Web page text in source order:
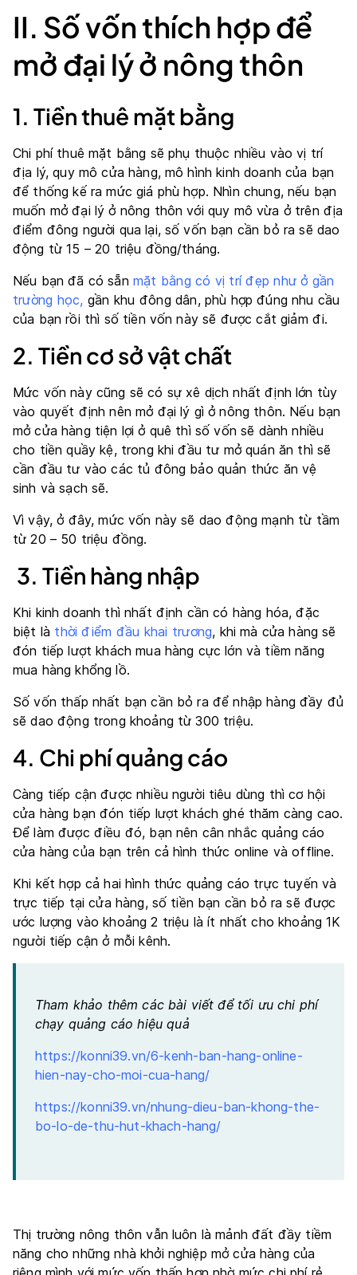
II. Số vốn thích hợp để
mở đại lý ở nông thôn
1. Tiền thuê mặt bằng
Chi phí thuê mặt bằng sẽ phụ thuộc nhiều vào vị trí
địa lý, quy mô cửa hàng, mô hình kinh doanh của bạn
để thống kế ra mức giá phù hợp. Nhìn chung, nếu bạn
muốn mở đại lý ở nông thôn với quy mô vừa ở trên địa
điểm đông người qua lại, số vốn bạn cần bỏ ra sẽ dao
động từ 15 – 20 triệu đồng/tháng.
Nếu bạn đã có sẵn mặt bằng có vị trí đẹp như ở gần
trường học, gần khu đông dân, phù hợp đúng nhu cầu
của bạn rồi thì số tiền vốn này sẽ được cắt giảm đi.
2. Tiền cơ sở vật chất
Mức vốn này cũng sẽ có sự xê dịch nhất định lớn tùy
vào quyết định nên mở đại lý gì ở nông thôn. Nếu bạn
mở cửa hàng tiện lợi ở quê thì số vốn sẽ dành nhiều
cho tiền quầy kệ, trong khi đầu tư mở quán ăn thì sẽ
cần đầu tư vào các tủ đông bảo quản thức ăn vệ
sinh và sạch sẽ.
Vì vậy, ở đây, mức vốn này sẽ dao động mạnh từ tầm
từ 20 – 50 triệu đồng.
3. Tiền hàng nhập
Khi kinh doanh thì nhất định cần có hàng hóa, đặc
biệt là thời điểm đầu khai trương, khi mà cửa hàng sẽ
đón tiếp lượt khách mua hàng cực lớn và tiềm năng
mua hàng khổng lồ.
Số vốn thấp nhất bạn cần bỏ ra để nhập hàng đầy đủ
sẽ dao động trong khoảng từ 300 triệu.
4. Chi phí quảng cáo
Càng tiếp cận được nhiều người tiêu dùng thì cơ hội
cửa hàng bạn đón tiếp lượt khách ghé thăm càng cao.
Để làm được điều đó, bạn nên cân nhắc quảng cáo
cửa hàng của bạn trên cả hình thức online và offline.
Khi kết hợp cả hai hình thức quảng cáo trực tuyến và
trực tiếp tại cửa hàng, số tiền bạn cần bỏ ra sẽ được
ước lượng vào khoảng 2 triệu là ít nhất cho khoảng 1K
người tiếp cận ở mỗi kênh.
Tham khảo thêm các bài viết để tối ưu chi phí
chạy quảng cáo hiệu quả
https://konni39.vn/6-kenh-ban-hang-online-
hien-nay-cho-moi-cua-hang/
https://konni39.vn/nhung-dieu-ban-khong-the-
bo-lo-de-thu-hut-khach-hang/
Thị trường nông thôn vẫn luôn là mảnh đất đầy tiềm
năng cho những nhà khởi nghiệp mở cửa hàng của